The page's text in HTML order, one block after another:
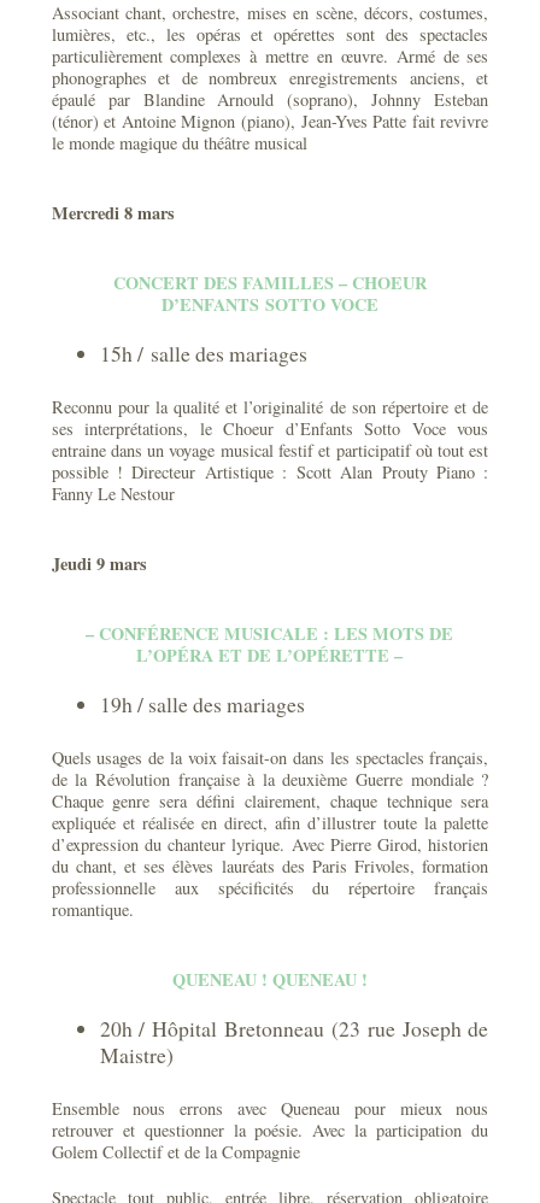
Associant chant, orchestre, mises en scène, décors, costumes,
lumières, etc., les opéras et opérettes sont des spectacles
particulièrement complexes à mettre en œuvre. Armé de ses
phonographes et de nombreux enregistrements anciens, et
épaulé par Blandine Arnould (soprano), Johnny Esteban
(ténor) et Antoine Mignon (piano), Jean-Yves Patte fait revivre
le monde magique du théâtre musical
Mercredi 8 mars
CONCERT DES FAMILLES – CHOEUR
D’ENFANTS SOTTO VOCE
15h / salle des mariages
Reconnu pour la qualité et l’originalité de son répertoire et de
ses interprétations, le Choeur d’Enfants Sotto Voce vous
entraine dans un voyage musical festif et participatif où tout est
possible ! Directeur Artistique : Scott Alan Prouty Piano :
Fanny Le Nestour
Jeudi 9 mars
– CONFÉRENCE MUSICALE : LES MOTS DE
L’OPÉRA ET DE L’OPÉRETTE –
19h / salle des mariages
Quels usages de la voix faisait-on dans les spectacles français,
de la Révolution française à la deuxième Guerre mondiale ?
Chaque genre sera défini clairement, chaque technique sera
expliquée et réalisée en direct, afin d’illustrer toute la palette
d’expression du chanteur lyrique. Avec Pierre Girod, historien
du chant, et ses élèves lauréats des Paris Frivoles, formation
professionnelle aux spécificités du répertoire français
romantique.
QUENEAU ! QUENEAU !
20h / Hôpital Bretonneau (23 rue Joseph de
Maistre)
Ensemble nous errons avec Queneau pour mieux nous
retrouver et questionner la poésie. Avec la participation du
Golem Collectif et de la Compagnie
Spectacle tout public, entrée libre. réservation obligatoire